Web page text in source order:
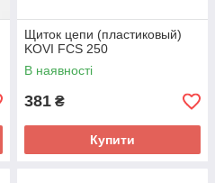
Щиток цепи (пластиковый)
KOVI FCS 250
В наявності
381 ₴
Купити